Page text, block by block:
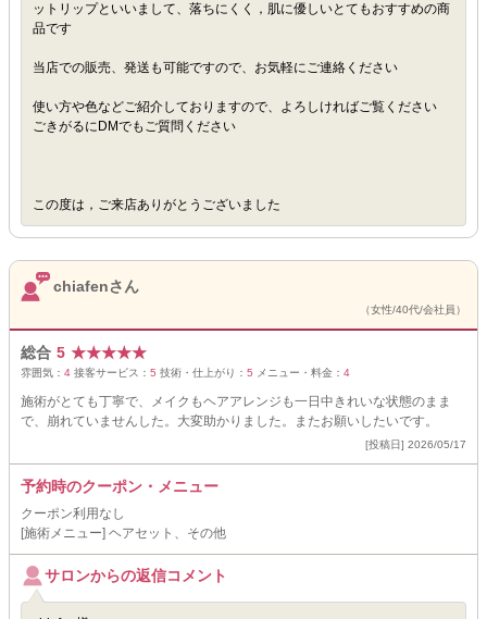
ットリップといいまして、落ちにくく，肌に優しいとてもおすすめの商
品です
当店での販売、発送も可能ですので、お気軽にご連絡ください
使い方や色などご紹介しておりますので、よろしければご覧ください
ごきがるにDMでもご質問ください
この度は，ご来店ありがとうございました
chiafenさん
（女性/40代/会社員）
総合 5 ★★★★★
雰囲気： 4 接客サービス： 5 技術・仕上がり： 5 メニュー・料金： 4
施術がとても丁寧で、メイクもヘアアレンジも一日中きれいな状態のまま
で、崩れていませんした。大変助かりました。またお願いしたいです。
[投稿日] 2026/05/17
予約時のクーポン・メニュー
クーポン利用なし
[施術メニュー] ヘアセット、その他
サロンからの返信コメント